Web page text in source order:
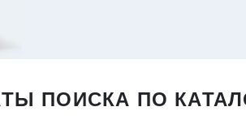
Кольца пропускные
ПОИСКА ПО